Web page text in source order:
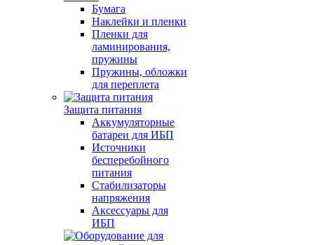
Бумага
Наклейки и пленки
Пленки для
ламинирования,
пружины
Пружины, обложки
для переплета
Защита питания
Аккумуляторные
батареи для ИБП
Источники
бесперебойного
питания
Стабилизаторы
напряжения
Аксессуары для
ИБП